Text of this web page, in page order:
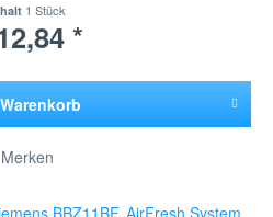
1 Stück
*
Warenkorb
Merken